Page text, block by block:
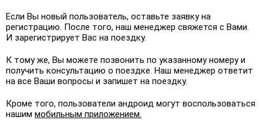
Если Вы новый пользователь, оставьте заявку на
регистрацию. После того, наш менеджер свяжется с Вами.
И зарегистрирует Вас на поездку.
К тому же, Вы можете позвонить по указанному номеру и
получить консультацию о поездке. Наш менеджер ответит
на все Ваши вопросы и запишет на поездку.
Кроме того, пользователи андроид могут воспользоваться
нашим мобильным приложением.